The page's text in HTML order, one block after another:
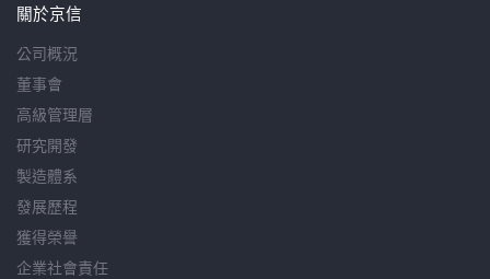
關於京信
公司概況
董事會
高級管理層
研究開發
製造體系
發展歷程
獲得榮譽
企業社會責任